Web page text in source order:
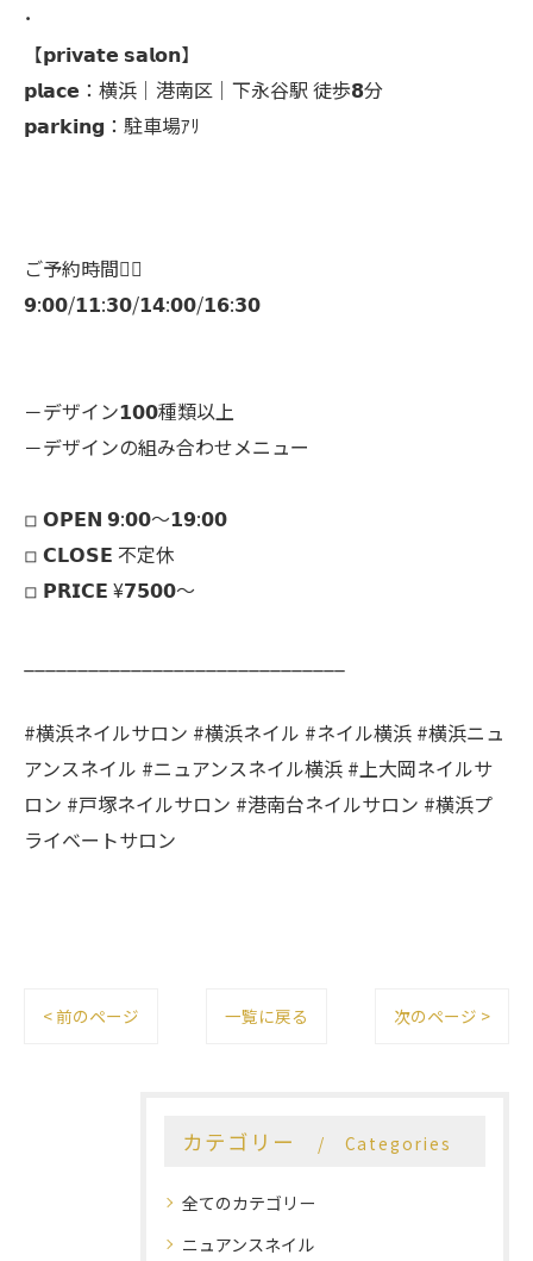
･
【𝗽𝗿𝗶𝘃𝗮𝘁𝗲 𝘀𝗮𝗹𝗼𝗻】
𝗽𝗹𝗮𝗰𝗲：横浜│港南区│下永谷駅 徒歩𝟴分
𝗽𝗮𝗿𝗸𝗶𝗻𝗴：駐車場ｱﾘ
ご予約時間👇🏻
𝟵:𝟬𝟬/𝟭𝟭:𝟯𝟬/𝟭𝟰:𝟬𝟬/𝟭𝟲:𝟯𝟬
－デザイン𝟭𝟬𝟬種類以上
－デザインの組み合わせメニュー
◽︎ 𝗢𝗣𝗘𝗡 𝟵:𝟬𝟬～𝟭𝟵:𝟬𝟬
◽︎ 𝗖𝗟𝗢𝗦𝗘 不定休
◽︎ 𝗣𝗥𝗜𝗖𝗘 ¥𝟳𝟱𝟬𝟬～
#横浜ネイルサロン #横浜ネイル #ネイル横浜 #横浜ニュ
アンスネイル #ニュアンスネイル横浜 #上大岡ネイルサ
ロン #戸塚ネイルサロン #港南台ネイルサロン #横浜プ
ライベートサロン
< 前のページ 一覧に戻る 次のページ >
カテゴリー Categories
全てのカテゴリー
ニュアンスネイル